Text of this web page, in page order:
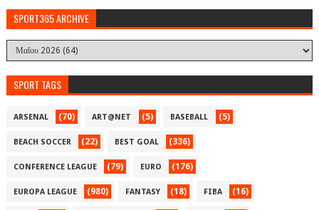
SPORT365 ARCHIVE
SPORT TAGS
ARSENAL (70) ART@NET (5) BASEBALL (5)
BEACH SOCCER (22) BEST GOAL (336)
CONFERENCE LEAGUE (79) EURO (176)
EUROPA LEAGUE (980) FANTASY (18) FIBA (16)